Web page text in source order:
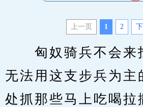
上一页 1 2
匈奴骑兵不会来
无法用这支步兵为主
处抓那些马上吃喝拉